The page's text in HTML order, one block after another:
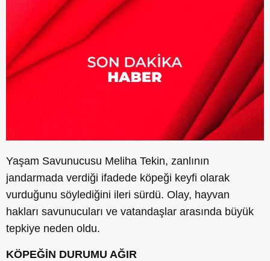
Yaşam Savunucusu Meliha Tekin, zanlının
jandarmada verdiği ifadede köpeği keyfi olarak
vurduğunu söylediğini ileri sürdü. Olay, hayvan
hakları savunucuları ve vatandaşlar arasında büyük
tepkiye neden oldu.
KÖPEĞİN DURUMU AĞIR